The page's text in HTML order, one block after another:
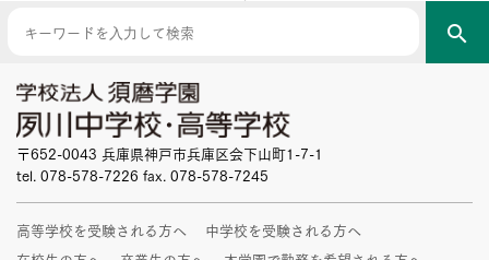
search
〒652-0043 兵庫県神戸市兵庫区会下山町1-7-1
tel. 078-578-7226 fax. 078-578-7245
高等学校を受験される方へ
中学校を受験される方へ